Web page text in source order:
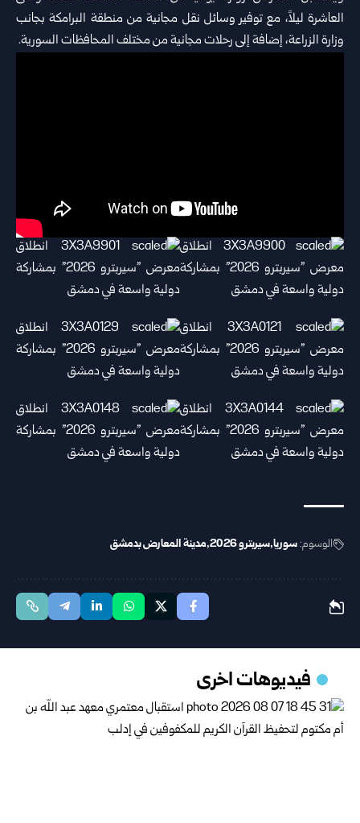
العاشرة ليلاً، مع توفير وسائل نقل مجانية من منطقة ‏البرامكة بجانب
وزارة الزراعة، إضافة إلى رحلات مجانية من مختلف المحافظات السورية.‏
الوسوم:سوريا سيربترو 2026 مدينة المعارض بدمشق
فيديوهات اخرى